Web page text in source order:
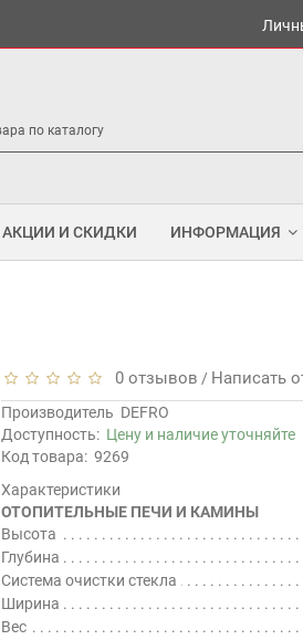
АКЦИИ И СКИДКИ ИНФОРМАЦИЯ
0 отзывов / Написать
Производитель DEFRO
Доступность: Цену и наличие уточняйте
Код товара: 9269
Характеристики
ОТОПИТЕЛЬНЫЕ ПЕЧИ И КАМИНЫ
Высота
Глубина
Система очистки стекла
Ширина
Вес